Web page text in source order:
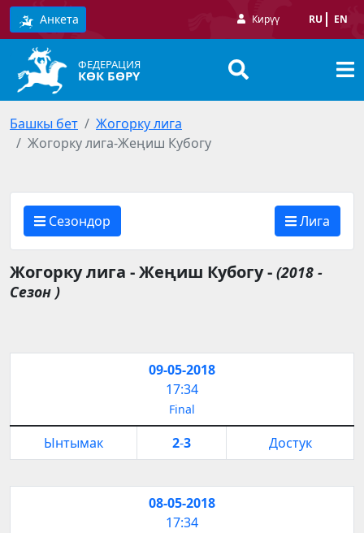
Анкета Кирүү RU EN
ФЕДЕРАЦИЯ
КӨК БӨРҮ
Башкы бет
Жогорку лига
Жогорку лига-Жеңиш Кубогу
Сезондор Лига
Жогорку лига - Жеңиш Кубогу - (2018 -
Сезон )
09-05-2018
17:34
Final
Ынтымак 2-3 Достук
08-05-2018
17:34